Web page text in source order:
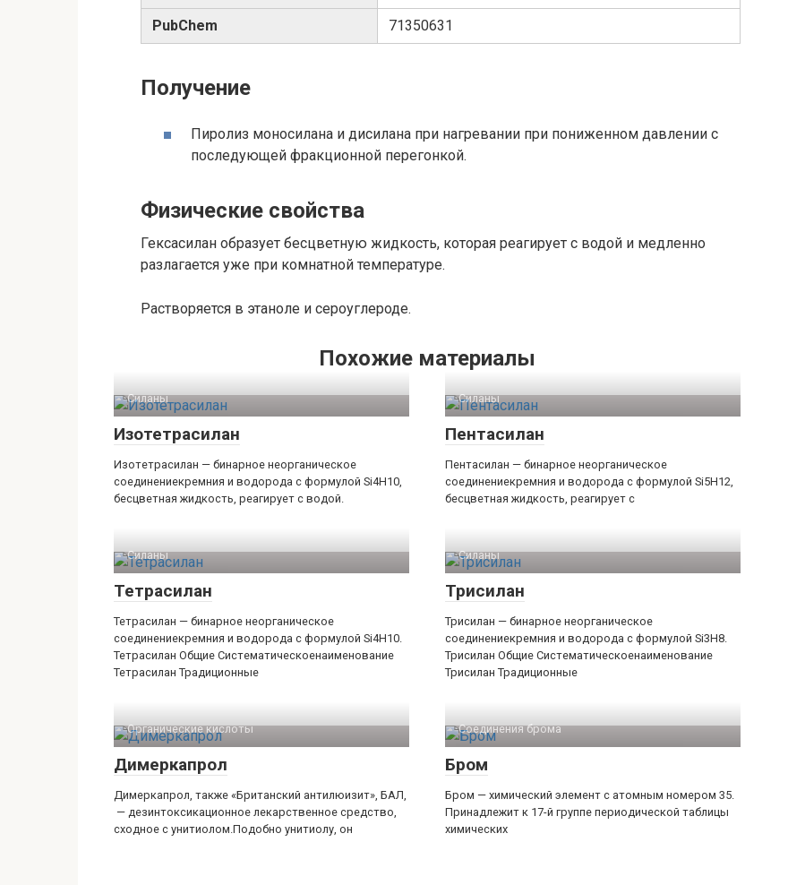
PubChem 71350631
Получение
Пиролиз моносилана и дисилана при нагревании при пониженном давлении с
последующей фракционной перегонкой.
Физические свойства
Гексасилан образует бесцветную жидкость, которая реагирует с водой и медленно
разлагается уже при комнатной температуре.
Растворяется в этаноле и сероуглероде.
Похожие материалы
Силаны‎
Изотетрасилан
Изотетрасилан — бинарное неорганическое
соединениекремния и водорода с формулой Si4H10,
бесцветная жидкость, реагирует с водой.
Силаны‎
Пентасилан
Пентасилан — бинарное неорганическое
соединениекремния и водорода с формулой Si5H12,
бесцветная жидкость, реагирует с
Силаны‎
Тетрасилан
Тетрасилан — бинарное неорганическое
соединениекремния и водорода с формулой Si4H10.
Тетрасилан Общие Систематическоенаименование
Тетрасилан Традиционные
Силаны‎
Трисилан
Трисилан — бинарное неорганическое
соединениекремния и водорода с формулой Si3H8.
Трисилан Общие Систематическоенаименование
Трисилан Традиционные
Органические кислоты‎
Димеркапрол
Димеркапрол, также «Британский антилюизит», БАЛ,
— дезинтоксикационное лекарственное средство,
сходное с унитиолом.Подобно унитиолу, он
Соединения брома‎
Бром
Бром — химический элемент с атомным номером 35.
Принадлежит к 17-й группе периодической таблицы
химических